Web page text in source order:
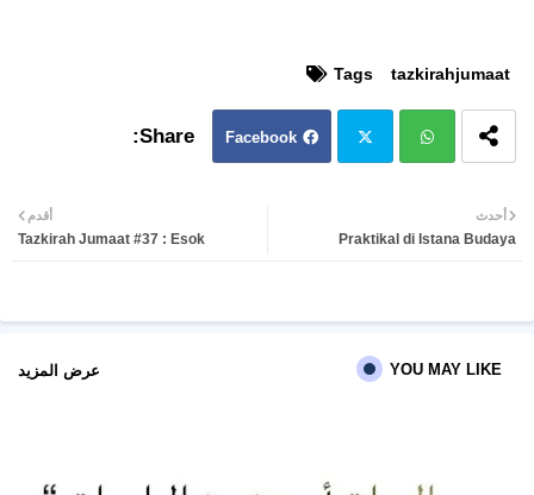
Tags tazkirahjumaat
Facebook
ter atsa
أحدث
Praktikal di Istana Budaya
أقدم
Tazkirah Jumaat #37 : Esok
YOU MAY LIKE عرض المزيد